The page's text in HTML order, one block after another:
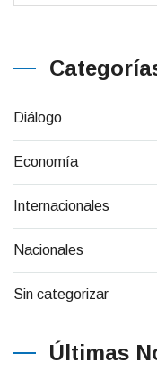
Diálogo
Economía
Internacionales
Nacionales
Sin categorizar
Últimas